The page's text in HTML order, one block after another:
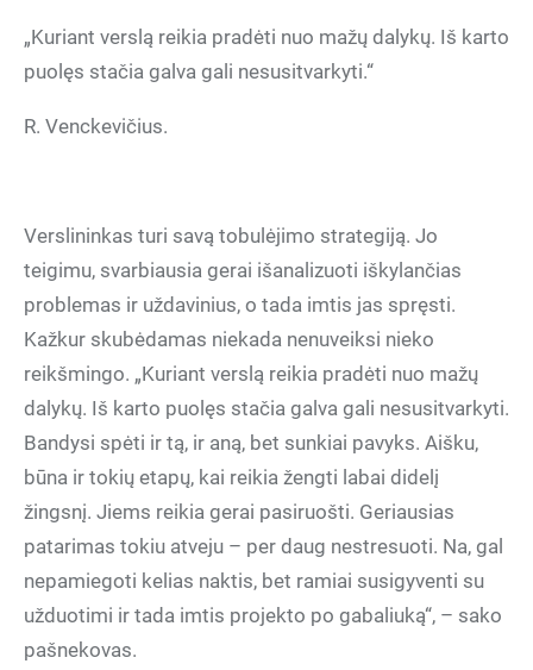
„Kuriant verslą reikia pradėti nuo mažų dalykų. Iš karto
puolęs stačia galva gali nesusitvarkyti.“
R. Venckevičius.
Verslininkas turi savą tobulėjimo strategiją. Jo
teigimu, svarbiausia gerai išanalizuoti iškylančias
problemas ir uždavinius, o tada imtis jas spręsti.
Kažkur skubėdamas niekada nenuveiksi nieko
reikšmingo. „Kuriant verslą reikia pradėti nuo mažų
dalykų. Iš karto puolęs stačia galva gali nesusitvarkyti.
Bandysi spėti ir tą, ir aną, bet sunkiai pavyks. Aišku,
būna ir tokių etapų, kai reikia žengti labai didelį
žingsnį. Jiems reikia gerai pasiruošti. Geriausias
patarimas tokiu atveju – per daug nestresuoti. Na, gal
nepamiegoti kelias naktis, bet ramiai susigyventi su
užduotimi ir tada imtis projekto po gabaliuką“, – sako
pašnekovas.